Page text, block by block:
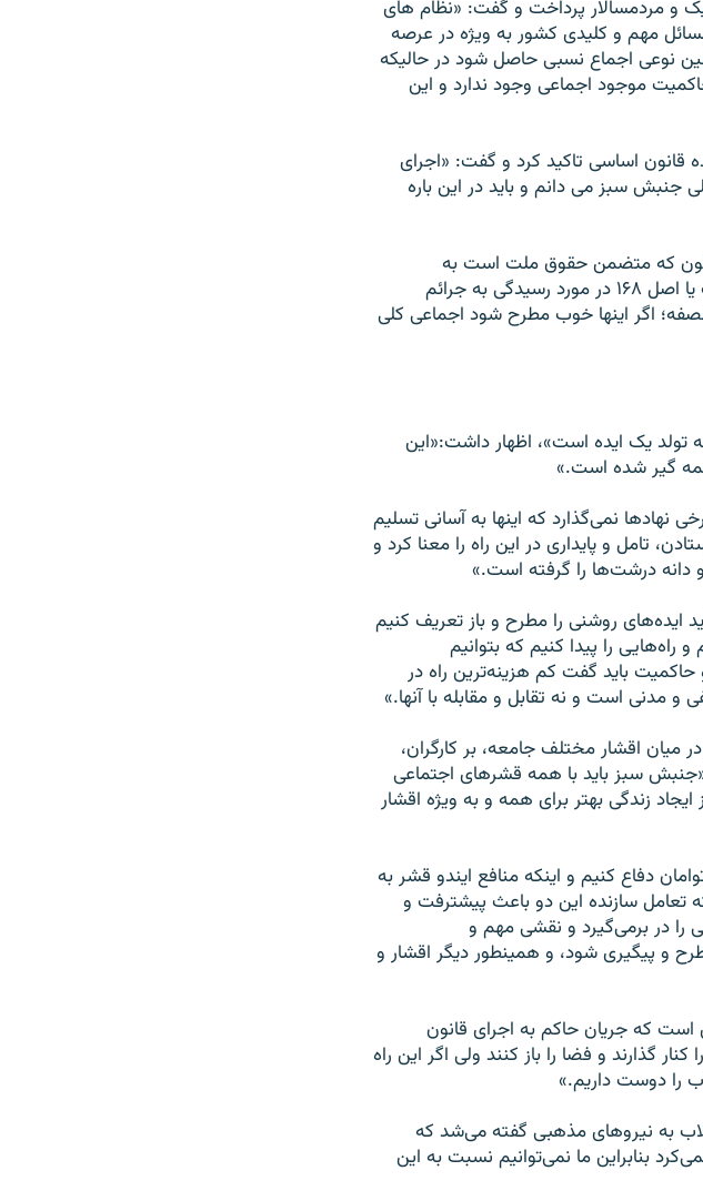
و مردمسالار پرداخت و گفت: «نظام های
مهم و کلیدی کشور به ویژه در عرصه
نوعی اجماع نسبی حاصل شود در حالیکه
موجود اجماعی وجود ندارد و این
اساسی تاکید کرد و گفت: «اجرای
جنبش سبز می دانم و باید در این باره
که متضمن حقوق ملت است به
فراموشی سپرده شده است؛ بطور خاص فصل حقوق ملت یا اصل ۱۶۸ در مورد رسیدگی به جرائم
اگر اینها خوب مطرح شود اجماعی کلی
تولد یک ایده است»، اظهار داشت:«این
همه گیر شده است.»
نهادها نمی‌گذارد که اینها به آسانی تسلیم
تامل و پایداری در این راه را معنا کرد و
دانه درشت‌ها را گرفته است.»
روشنی را مطرح و باز تعریف کنیم
را پیدا کنیم که بتوانیم
حاکمیت باید گفت کم هزینه‌ترین راه در
و مدنی است و نه تقابل و مقابله با آنها.»
اقشار مختلف جامعه، بر کارگران،
«جنبش سبز باید با همه قشرهای اجتماعی
زندگی بهتر برای همه و به ویژه اقشار
دفاع کنیم و اینکه منافع ایندو قشر به
تعامل سازنده این دو باعث پیشترفت و
در برمی‌گیرد و نقشی مهم و
و پیگیری شود، و همینطور دیگر اقشار و
که جریان حاکم به اجرای قانون
گذارند و فضا را باز کنند ولی اگر این راه
را دوست داریم.»
به نیروهای مذهبی گفته می‌شد که
بنابراین ما نمی‌توانیم نسبت به این